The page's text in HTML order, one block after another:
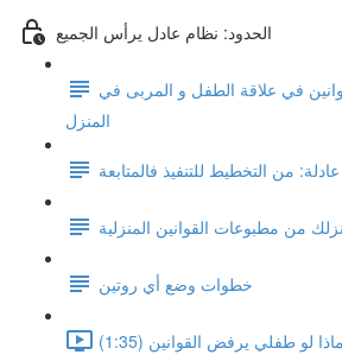
الحدود: نظام عادل يرأس الجميع
في علاقة الطفل و المربى في
المنزل
من التخطيط للتنفيذ فالمتابعة
من مطبوعات القوانين المنزلية
خطوات وضع أي روتين
ماذا لو طفلي يرفض القوانين (1:35)